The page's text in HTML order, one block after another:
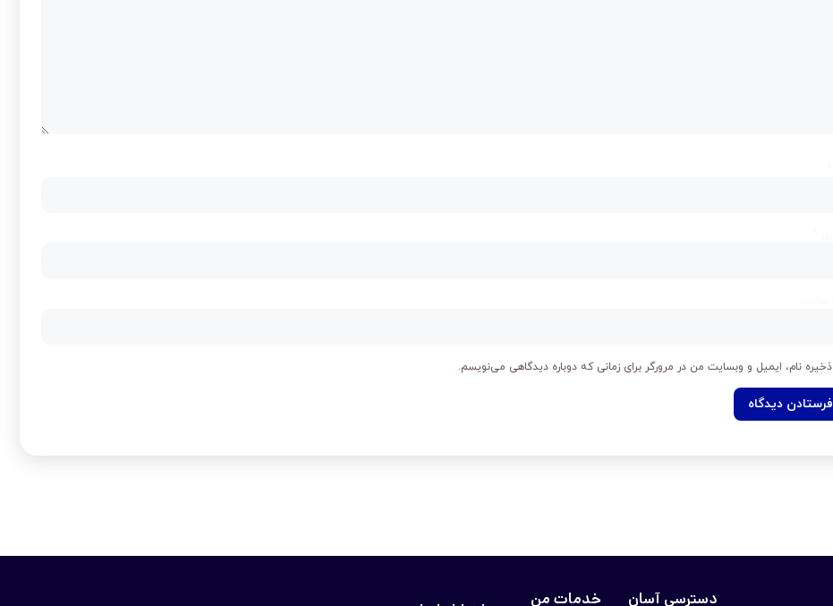
ذخیره نام، ایمیل و وبسایت من در مرورگر برای زمانی که دوباره دیدگاهی می‌نویسم.
دسترسی آسان خدمات من